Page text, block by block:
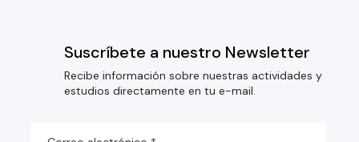
Suscríbete a nuestro Newsletter
Recibe información sobre nuestras actividades y
estudios directamente en tu e-mail.